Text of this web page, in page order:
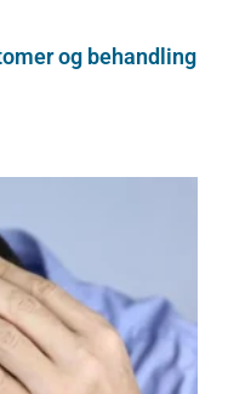
og behandling